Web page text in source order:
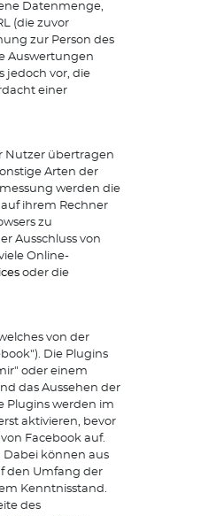
Datenmenge,
(die zuvor
zur Person des
Auswertungen
jedoch vor, die
einer
Nutzer übertragen
Arten der
werden die
ihrem Rechner
zu
Ausschluss von
Online-
oder die
von der
Die Plugins
oder einem
das Aussehen der
Plugins werden im
aktivieren, bevor
Facebook auf.
Dabei können aus
den Umfang der
Kenntnisstand.
des